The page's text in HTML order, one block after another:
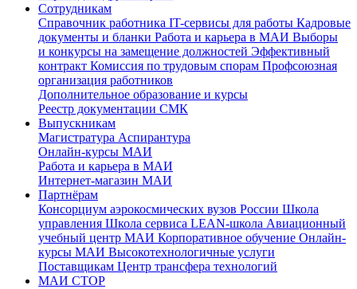
Сотрудникам
Cправочник работника IT-сервисы для работы Кадровые
документы и бланки Работа и карьера в МАИ Выборы
и конкурсы на замещение должностей Эффективный
контракт Комиссия по трудовым спорам Профсоюзная
организация работников
Дополнительное образование и курсы
Реестр документации СМК
Выпускникам
Магистратура Аспирантура
Онлайн-курсы МАИ
Работа и карьера в МАИ
Интернет-магазин МАИ
Партнёрам
Консорциум аэрокосмических вузов России Школа
управления Школа сервиса LEAN-школа Авиационный
учебный центр МАИ Корпоративное обучение Онлайн-
курсы МАИ Высокотехнологичные услуги
Поставщикам Центр трансфера технологий
МАИ СТОР